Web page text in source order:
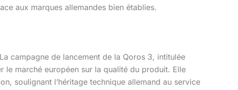
aux marques allemandes bien établies.
campagne de lancement de la Qoros 3, intitulée
le marché européen sur la qualité du produit. Elle
soulignant l’héritage technique allemand au service